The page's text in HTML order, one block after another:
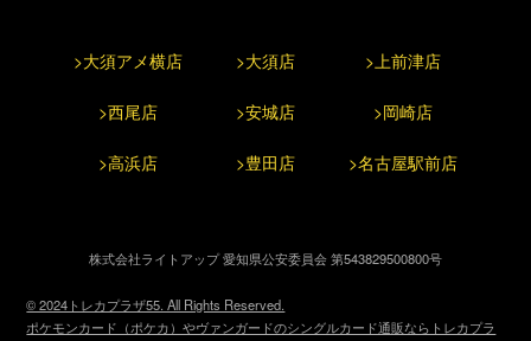
>大須アメ横店 >大須店 >上前津店
>西尾店 >安城店 >岡崎店
>高浜店 >豊田店 >名古屋駅前店
株式会社ライトアップ 愛知県公安委員会 第543829500800号
© 2024トレカプラザ55. All Rights Reserved.
ポケモンカード（ポケカ）やヴァンガードのシングルカード通販ならトレカプラ